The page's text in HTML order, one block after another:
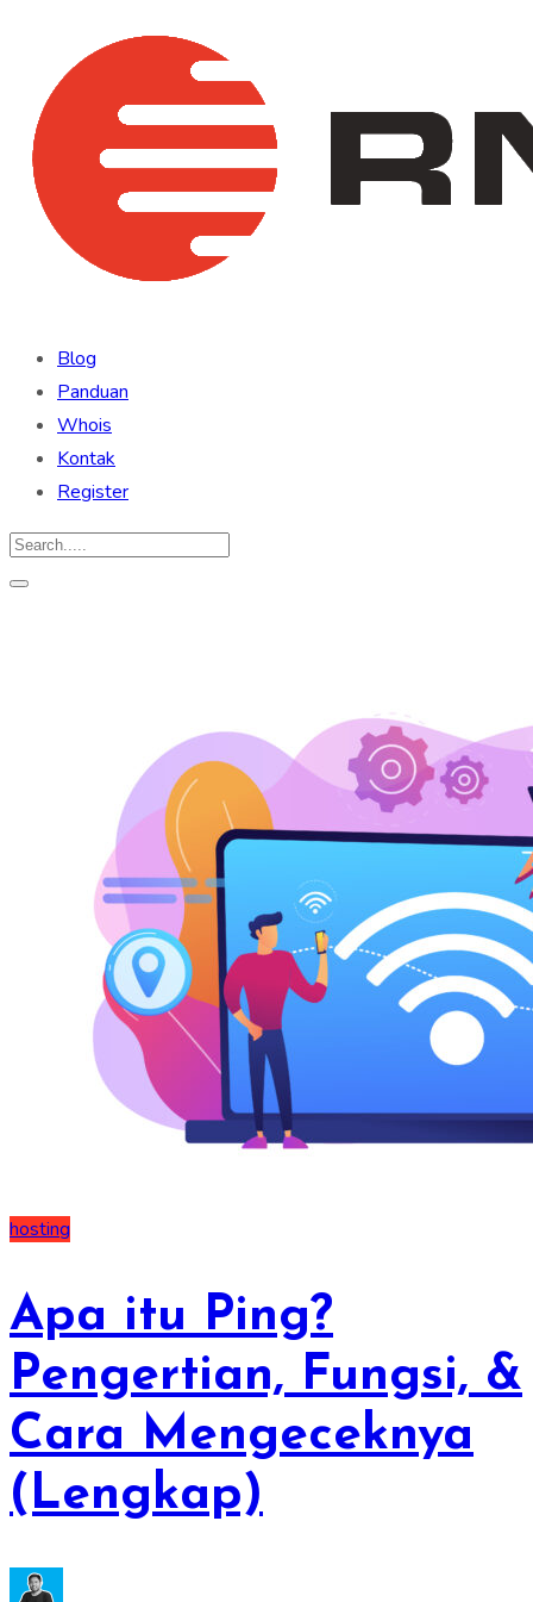
Blog
Panduan
Whois
Kontak
Register
hosting
Apa itu Ping?
Pengertian, Fungsi, &
Cara Mengeceknya
(Lengkap)